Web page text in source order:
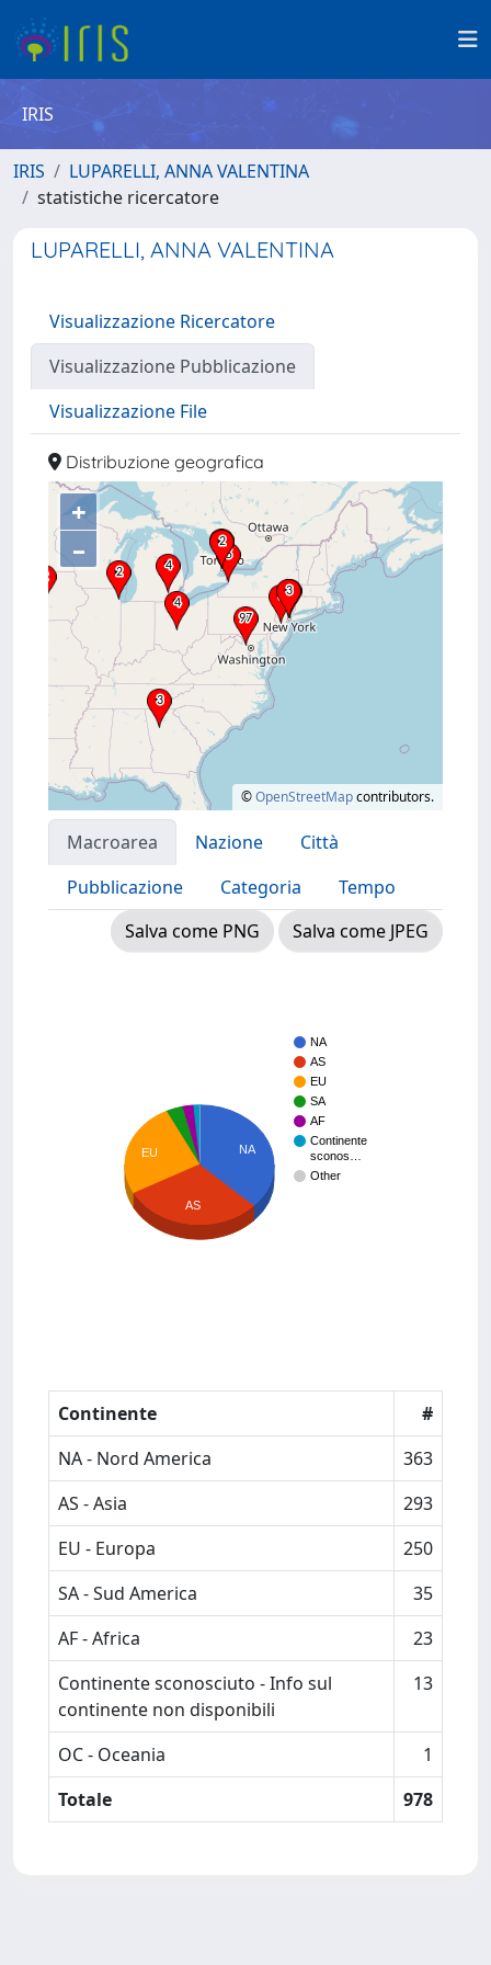
IRIS
IRIS
LUPARELLI, ANNA VALENTINA
statistiche ricercatore
LUPARELLI, ANNA VALENTINA
Visualizzazione Ricercatore
Visualizzazione Pubblicazione
Visualizzazione File
Distribuzione geografica
+
–
©OpenStreetMapcontributors.
Macroarea Nazione
Città
Pubblicazione
Categoria
Tempo
Salva come PNG
Salva come JPEG
NA
AS
EU
SA
AF
Continente
sconos…
Other
NA
EU
AS
Continente
#
NA - Nord America
363
AS - Asia
293
EU - Europa
250
SA - Sud America
35
AF - Africa
23
Continente sconosciuto - Info sul
continente non disponibili
13
OC - Oceania
1
Totale
978